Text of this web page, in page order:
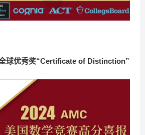
球优秀奖“Certificate of Distinction”